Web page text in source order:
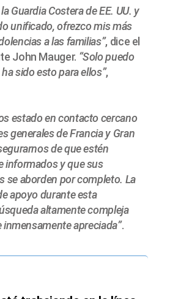
Guardia Costera de EE. UU. y
unificado, ofrezco mis más
a las familias”, dice el
John Mauger. “Solo puedo
sido esto para ellos”,
estado en contacto cercano
generales de Francia y Gran
de que estén
informados y que sus
se aborden por completo. La
apoyo durante esta
altamente compleja
inmensamente apreciada”.